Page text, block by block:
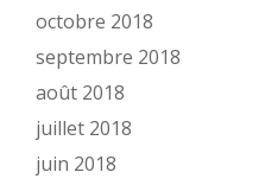
octobre 2018
septembre 2018
août 2018
juillet 2018
juin 2018